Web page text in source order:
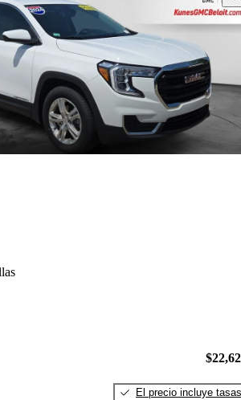
El precio incluye tasas